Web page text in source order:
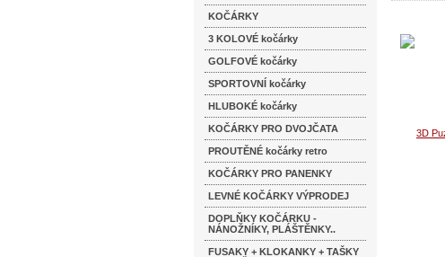
KOČÁRKY
3 KOLOVÉ kočárky
GOLFOVÉ kočárky
SPORTOVNÍ kočárky
HLUBOKÉ kočárky
KOČÁRKY PRO DVOJČATA
PROUTĚNÉ kočárky retro
KOČÁRKY PRO PANENKY
LEVNÉ KOČÁRKY VÝPRODEJ
DOPLŇKY KOČÁRKU -
NÁNOŽNÍKY, PLÁŠTĚNKY..
FUSAKY + KLOKANKY + TAŠKY